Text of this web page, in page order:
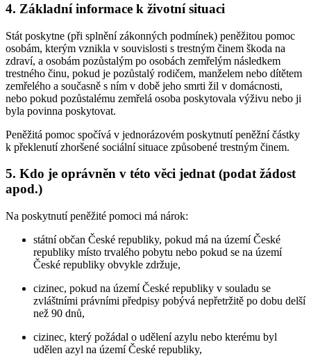
4. Základní informace k životní situaci
Stát poskytne (při splnění zákonných podmínek) peněžitou pomoc
osobám, kterým vznikla v souvislosti s trestným činem škoda na
zdraví, a osobám pozůstalým po osobách zemřelým následkem
trestného činu, pokud je pozůstalý rodičem, manželem nebo dítětem
zemřelého a současně s ním v době jeho smrti žil v domácnosti,
nebo pokud pozůstalému zemřelá osoba poskytovala výživu nebo ji
byla povinna poskytovat.
Peněžitá pomoc spočívá v jednorázovém poskytnutí peněžní částky
k překlenutí zhoršené sociální situace způsobené trestným činem.
5. Kdo je oprávněn v této věci jednat (podat žádost
apod.)
Na poskytnutí peněžité pomoci má nárok:
státní občan České republiky, pokud má na území České
republiky místo trvalého pobytu nebo pokud se na území
České republiky obvykle zdržuje,
cizinec, pokud na území České republiky v souladu se
zvláštními právními předpisy pobývá nepřetržitě po dobu delší
než 90 dnů,
cizinec, který požádal o udělení azylu nebo kterému byl
udělen azyl na území České republiky,